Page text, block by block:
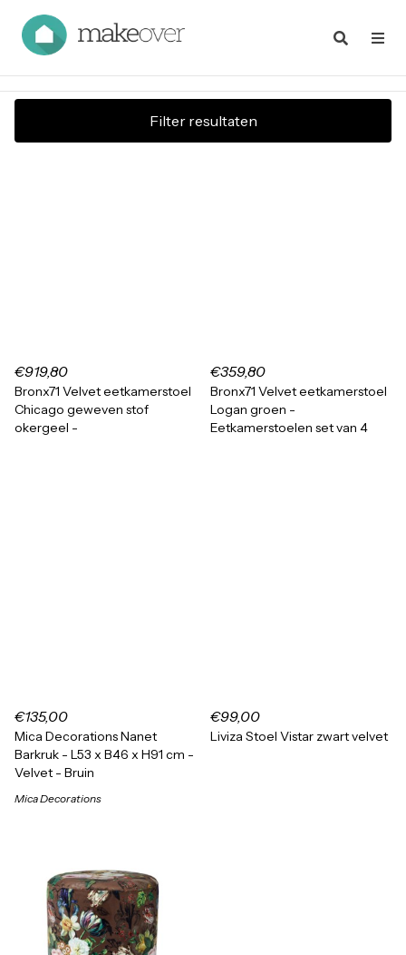
Filter resultaten
€919,80
Bronx71 Velvet eetkamerstoel
Chicago geweven stof
okergeel -
€359,80
Bronx71 Velvet eetkamerstoel
Logan groen -
Eetkamerstoelen set van 4
€135,00
Mica Decorations Nanet
Barkruk - L53 x B46 x H91 cm -
Velvet - Bruin
Mica Decorations
€99,00
Liviza Stoel Vistar zwart velvet